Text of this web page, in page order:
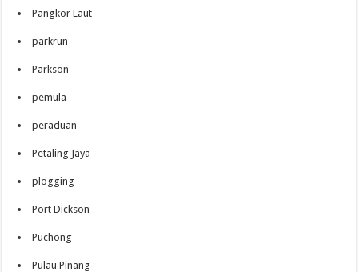
Pangkor Laut
parkrun
Parkson
pemula
peraduan
Petaling Jaya
plogging
Port Dickson
Puchong
Pulau Pinang